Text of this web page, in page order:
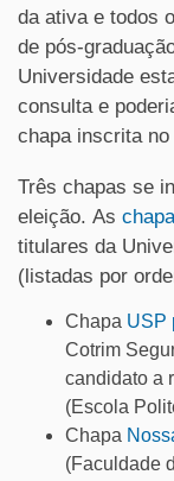
da ativa e todos
de pós-
Universidade
consulta e
chapa inscrita
Três chapas se
eleição. As
titulares da
(listadas por
Chapa USP
Cotrim
candidato a
(Escola
Chapa
(Faculdade